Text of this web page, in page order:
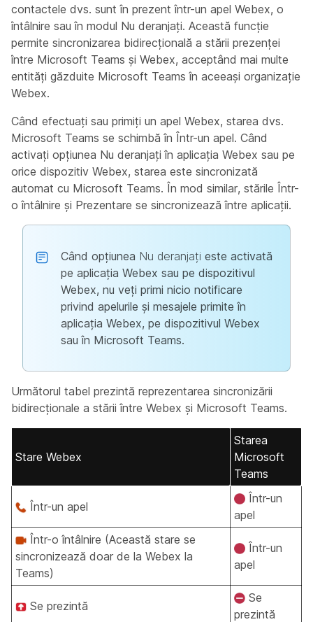
contactele dvs. sunt în prezent într-un apel Webex, o
întâlnire sau în modul Nu deranjați. Această funcție
permite sincronizarea bidirecțională a stării prezenței
între Microsoft Teams și Webex, acceptând mai multe
entități găzduite Microsoft Teams în aceeași organizație
Webex.
Când efectuați sau primiți un apel Webex, starea dvs.
Microsoft Teams se schimbă în Într-un apel. Când
activați opțiunea Nu deranjați în aplicația Webex sau pe
orice dispozitiv Webex, starea este sincronizată
automat cu Microsoft Teams. În mod similar, stările Într-
o întâlnire și Prezentare se sincronizează între aplicații.
Când opțiunea Nu deranjați este activată
pe aplicația Webex sau pe dispozitivul
Webex, nu veți primi nicio notificare
privind apelurile și mesajele primite în
aplicația Webex, pe dispozitivul Webex
sau în Microsoft Teams.
Următorul tabel prezintă reprezentarea sincronizării
bidirecționale a stării între Webex și Microsoft Teams.
Stare Webex
Starea
Microsoft
Teams
Într-un apel
Într-un
apel
Într-o întâlnire (Această stare se
sincronizează doar de la Webex la
Teams)
Într-un
apel
Se prezintă
Se
prezintă